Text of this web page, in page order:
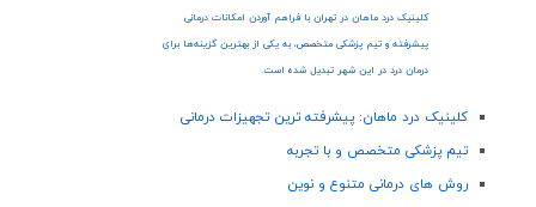
کلینیک درد ماهان در تهران با فراهم آوردن امکانات درمانی
پیشرفته و تیم پزشکی متخصص، به یکی از بهترین گزینه‌ها برای
درمان درد در این شهر تبدیل شده است.
کلینیک درد ماهان: پیشرفته ترین تجهیزات درمانی
تیم پزشکی متخصص و با تجربه
روش های درمانی متنوع و نوین